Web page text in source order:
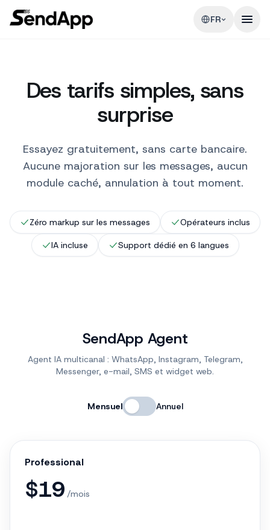
FR
Des tarifs simples, sans
surprise
Essayez gratuitement, sans carte bancaire.
Aucune majoration sur les messages, aucun
module caché, annulation à tout moment.
Zéro markup sur les messages Opérateurs inclus
IA incluse Support dédié en 6 langues
SendApp Agent
Agent IA multicanal : WhatsApp, Instagram, Telegram,
Messenger, e-mail, SMS et widget web.
Mensuel Annuel
Professional
$19 /mois